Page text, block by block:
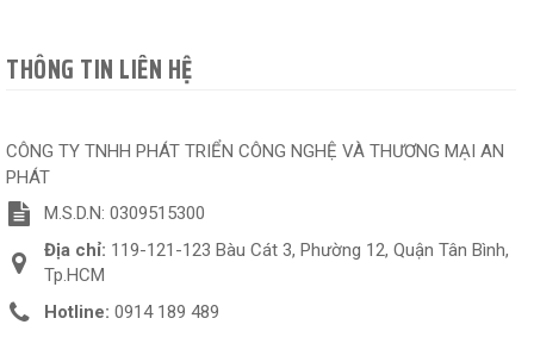
THÔNG TIN LIÊN HỆ
CÔNG TY TNHH PHÁT TRIỂN CÔNG NGHỆ VÀ THƯƠNG MẠI AN
PHÁT
M.S.D.N: 0309515300
Địa chỉ: 119-121-123 Bàu Cát 3, Phường 12, Quận Tân Bình,
Tp.HCM
Hotline: 0914 189 489